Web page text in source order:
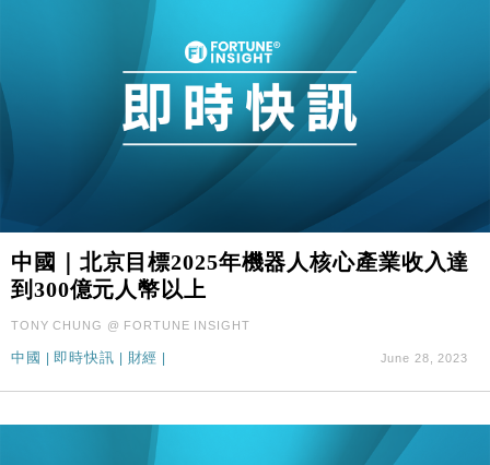
中國｜北京目標2025年機器人核心產業收入達
到300億元人幣以上
TONY CHUNG @ FORTUNE INSIGHT
中國 即時快訊 財經 June 28, 2023